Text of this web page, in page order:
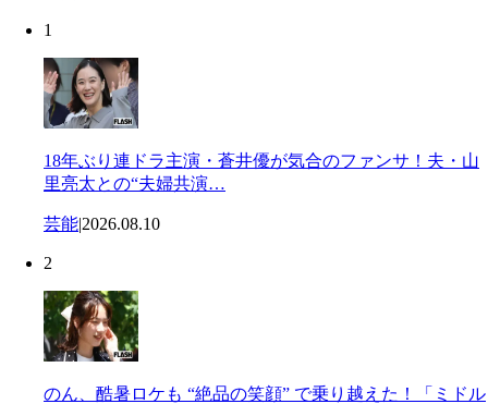
1
18年ぶり連ドラ主演・蒼井優が気合のファンサ！夫・山
里亮太との“夫婦共演…
芸能|2026.08.10
2
のん、酷暑ロケも “絶品の笑顔” で乗り越えた！「ミドル